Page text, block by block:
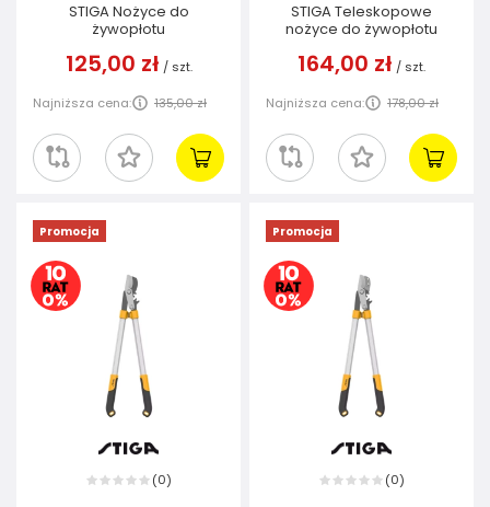
STIGA Nożyce do
żywopłotu
125,00 zł / szt.
Najniższa cena: 135,00 zł
STIGA Teleskopowe
nożyce do żywopłotu
164,00 zł / szt.
Najniższa cena: 178,00 zł
Promocja
(0)
Promocja
(0)